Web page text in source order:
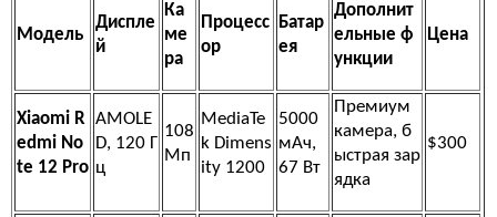
Модель
Диспле
й
Ка
ме
ра
Процесс
ор
Батар
ея
Дополнит
ельные ф
ункции
Цена
Xiaomi R
edmi No
te 12 Pro
AMOLE
D, 120 Г
ц
108
Мп
MediaTe
k Dimens
ity 1200
5000
мАч,
67 Вт
Премиум
камера, б
ыстрая зар
ядка
$300